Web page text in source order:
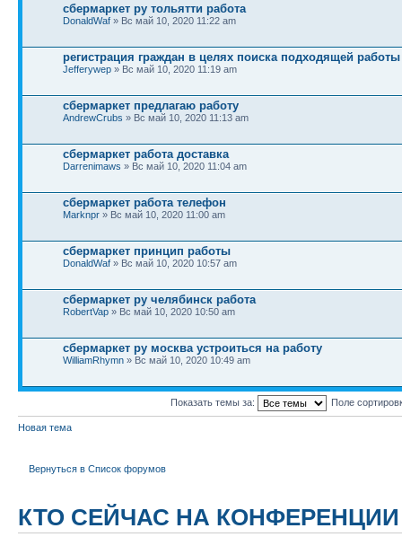
сбермаркет ру тольятти работа
DonaldWaf » Вс май 10, 2020 11:22 am
регистрация граждан в целях поиска подходящей работы
Jefferywep » Вс май 10, 2020 11:19 am
сбермаркет предлагаю работу
AndrewCrubs » Вс май 10, 2020 11:13 am
сбермаркет работа доставка
Darrenimaws » Вс май 10, 2020 11:04 am
сбермаркет работа телефон
Marknpr » Вс май 10, 2020 11:00 am
сбермаркет принцип работы
DonaldWaf » Вс май 10, 2020 10:57 am
сбермаркет ру челябинск работа
RobertVap » Вс май 10, 2020 10:50 am
сбермаркет ру москва устроиться на работу
WilliamRhymn » Вс май 10, 2020 10:49 am
Показать темы за: Поле
Новая тема
Вернуться в Список форумов
КТО СЕЙЧАС НА КОНФЕРЕНЦИИ